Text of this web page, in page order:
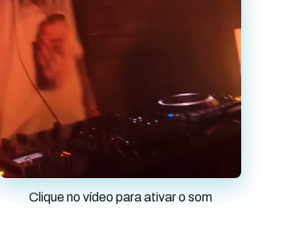
Clique no vídeo para ativar o som